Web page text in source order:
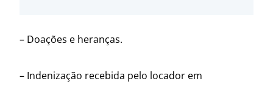
– Doações e heranças.
– Indenização recebida pelo locador em